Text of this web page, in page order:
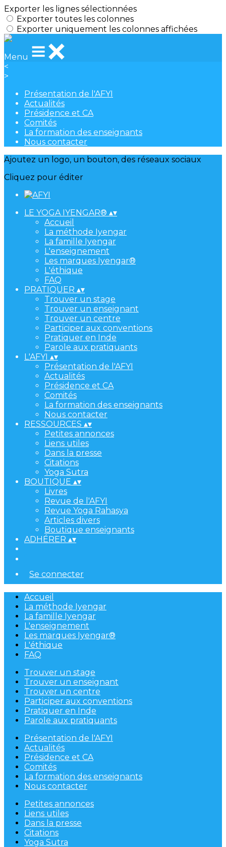
Exporter les lignes sélectionnées
Exporter toutes les colonnes
Exporter uniquement les colonnes affichées
Menu
<
>
Présentation de l'AFYI
Actualités
Présidence et CA
Comités
La formation des enseignants
Nous contacter
Ajoutez un logo, un bouton, des réseaux sociaux
Cliquez pour éditer
LE YOGA IYENGAR® ▴▾
Accueil
La méthode Iyengar
La famille Iyengar
L'enseignement
Les marques Iyengar®
L'éthique
FAQ
PRATIQUER ▴▾
Trouver un stage
Trouver un enseignant
Trouver un centre
Participer aux conventions
Pratiquer en Inde
Parole aux pratiquants
L'AFYI ▴▾
Présentation de l'AFYI
Actualités
Présidence et CA
Comités
La formation des enseignants
Nous contacter
RESSOURCES ▴▾
Petites annonces
Liens utiles
Dans la presse
Citations
Yoga Sutra
BOUTIQUE ▴▾
Livres
Revue de l'AFYI
Revue Yoga Rahasya
Articles divers
Boutique enseignants
ADHÉRER ▴▾
Se connecter
Accueil
La méthode Iyengar
La famille Iyengar
L'enseignement
Les marques Iyengar®
L'éthique
FAQ
Trouver un stage
Trouver un enseignant
Trouver un centre
Participer aux conventions
Pratiquer en Inde
Parole aux pratiquants
Présentation de l'AFYI
Actualités
Présidence et CA
Comités
La formation des enseignants
Nous contacter
Petites annonces
Liens utiles
Dans la presse
Citations
Yoga Sutra